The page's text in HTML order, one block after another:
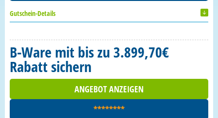
Gutschein-Details
B-Ware mit bis zu 3.899,70€
Rabatt sichern
ANGEBOT ANZEIGEN
********